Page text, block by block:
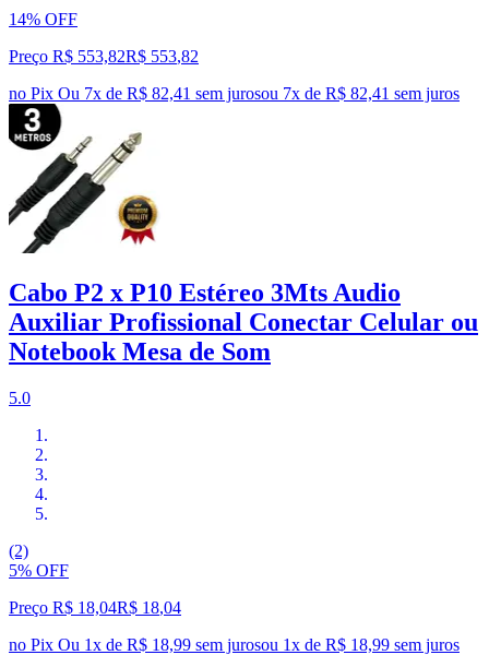
14% OFF
Preço R$ 553,82R$ 553,82
no Pix Ou 7x de R$ 82,41 sem jurosou 7x de R$ 82,41 sem juros
Cabo P2 x P10 Estéreo 3Mts Audio
Auxiliar Profissional Conectar Celular ou
Notebook Mesa de Som
5.0
(2)
5% OFF
Preço R$ 18,04R$ 18,04
no Pix Ou 1x de R$ 18,99 sem jurosou 1x de R$ 18,99 sem juros